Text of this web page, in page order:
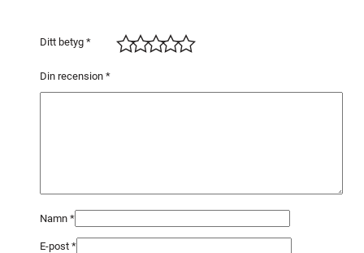
Ditt betyg *
Din recension *
Namn *
E-post *